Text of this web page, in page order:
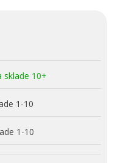
sklade 10+
1-10
1-10